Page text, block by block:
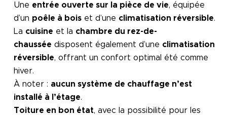
Une entrée ouverte sur la pièce de vie, équipée
d’un poêle à bois et d’une climatisation réversible.
La cuisine et la chambre du rez-de-
chaussée disposent également d’une climatisation
réversible, offrant un confort optimal été comme
hiver.
À noter : aucun système de chauffage n’est
installé à l’étage.
Toiture en bon état, avec la possibilité pour les